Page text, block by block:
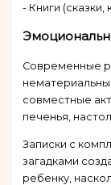
- Книги
Современные
совместные
печенья,
Записки с
загадками
ребенку,